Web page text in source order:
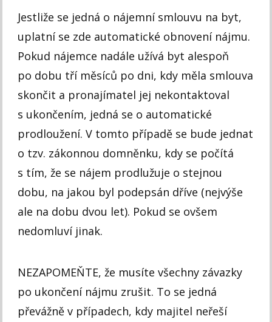
Jestliže se jedná o nájemní smlouvu na byt,
uplatní se zde automatické obnovení nájmu.
Pokud nájemce nadále užívá byt alespoň
po dobu tří měsíců po dni, kdy měla smlouva
skončit a pronajímatel jej nekontaktoval
s ukončením, jedná se o automatické
prodloužení. V tomto případě se bude jednat
o tzv. zákonnou domněnku, kdy se počítá
s tím, že se nájem prodlužuje o stejnou
dobu, na jakou byl podepsán dříve (nejvýše
ale na dobu dvou let). Pokud se ovšem
nedomluví jinak.
NEZAPOMEŇTE, že musíte všechny závazky
po ukončení nájmu zrušit. To se jedná
převážně v případech, kdy majitel neřeší